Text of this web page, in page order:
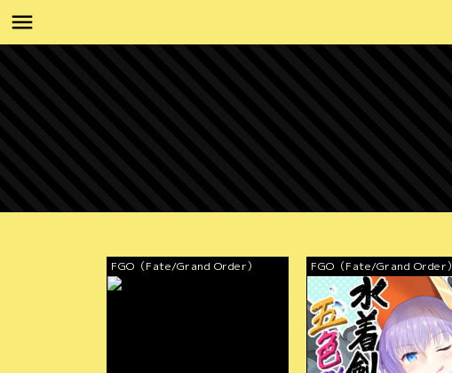
FGO（Fate/Grand Order） FGO（Fate/Grand Order）